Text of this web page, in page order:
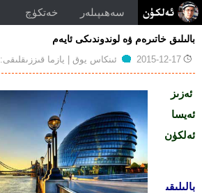
سەھىپىلەر خەتكۈچ
بالىلىق خاتىرەم ۋە لوندوندىكى ئايەم
2015-12-17
توغرۇلۇق
ئايەم
ئىنكاس يوق | يازما قىززىقلىقى:
ئەزىز
ئەيسا
ئەلكۈن
بالىلىقى